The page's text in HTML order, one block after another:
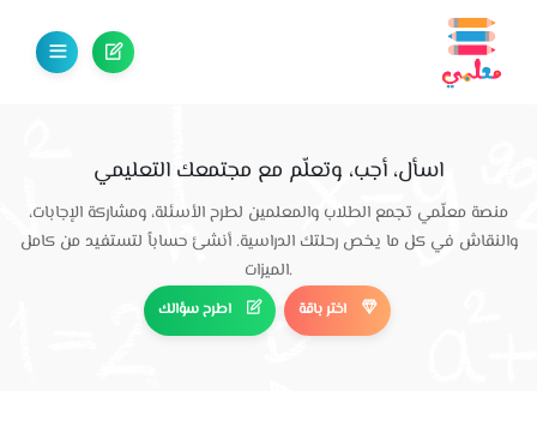
اسأل، أجب، وتعلّم مع مجتمعك التعليمي
منصة معلّمي تجمع الطلاب والمعلمين لطرح الأسئلة، ومشاركة الإجابات،
والنقاش في كل ما يخص رحلتك الدراسية. أنشئ حساباً لتستفيد من كامل
الميزات.
اطرح سؤالك اختر باقة